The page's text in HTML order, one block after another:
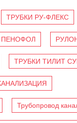
ТРУБКИ РУ-ФЛЕКС
ПЕНОФОЛ
ТРУБКИ ТИЛИТ
Трубопровод